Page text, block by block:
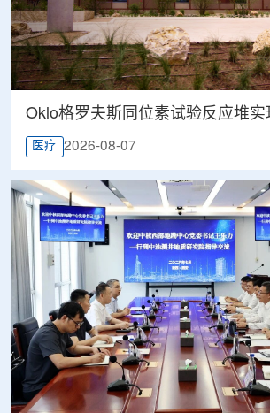
Oklo格罗夫斯同位素试验反应堆实
医疗 2026-08-07